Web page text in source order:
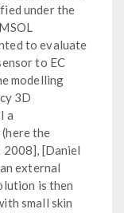
under the
to evaluate
to EC
modelling
3D
a
the
2008], [Daniel
external
is then
small skin